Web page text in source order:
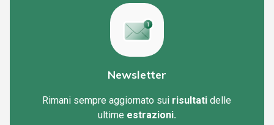
Newsletter
Rimani sempre aggiornato sui risultati delle
ultime estrazioni.